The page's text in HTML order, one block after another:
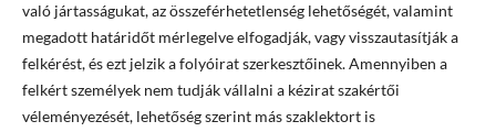
való jártasságukat, az összeférhetetlenség lehetőségét, valamint
megadott határidőt mérlegelve elfogadják, vagy visszautasítják a
felkérést, és ezt jelzik a folyóirat szerkesztőinek. Amennyiben a
felkért személyek nem tudják vállalni a kézirat szakértői
véleményezését, lehetőség szerint más szaklektort is